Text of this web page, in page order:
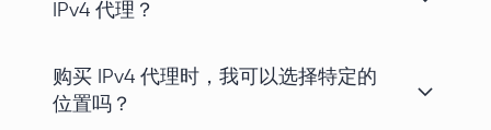
IPv4 代理？
购买 IPv4 代理时，我可以选择特定的
位置吗？